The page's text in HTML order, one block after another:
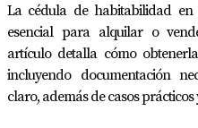
para resaltar lo
> "El minimalismo
muebles multifuncionales y
en vivir sin
La cédula de habitabilidad en
esencial para alquilar o
artículo detalla cómo
incluyendo documentación
claro, además de casos